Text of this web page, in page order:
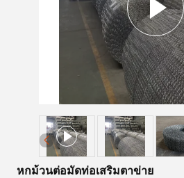
หกม้วนต่อมัดท่อเสริมตาข่าย